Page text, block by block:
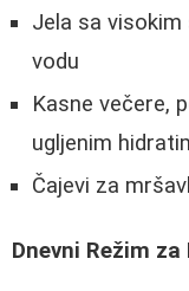
Jela sa
vodu
Kasne večere,
ugljenim
Čajevi za
Dnevni Režim